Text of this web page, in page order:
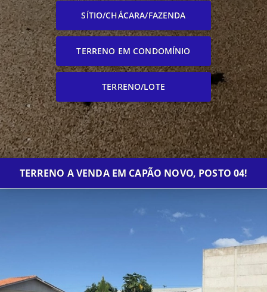
SÍTIO/CHÁCARA/FAZENDA
TERRENO EM CONDOMÍNIO
TERRENO/LOTE
TERRENO A VENDA EM CAPÃO NOVO, POSTO 04!